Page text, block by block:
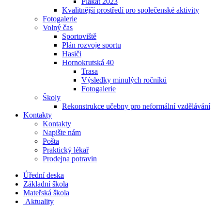
Kvalitnější prostředí pro společenské aktivity
Fotogalerie
Volný čas
Sportoviště
Plán rozvoje sportu
Hasiči
Hornokrutská 40
Trasa
Výsledky minulých ročníků
Fotogalerie
Školy
Rekonstrukce učebny pro neformální vzdělávání
Kontakty
Kontakty
Napište nám
Pošta
Praktický lékař
Prodejna potravin
Úřední deska
Základní škola
Mateřská škola
Aktuality